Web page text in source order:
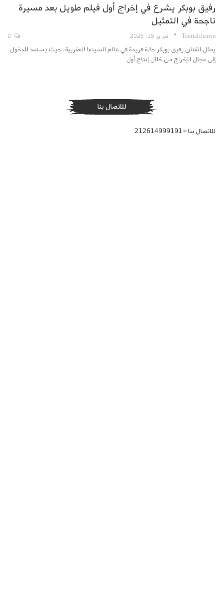
رفيق بوبكر يشرع في إخراج أول فيلم طويل بعد مسيرة
ناجحة في التمثيل
TouriaIcherem فبراير 15, 2025
يمثل الفنان رفيق بوبكر حالة فريدة في عالم السينما المغربية، حيث يستعد للدخول
إلى مجال الإخراج من خلال إنتاج أول…
للاتصال بنا
للاتصال بنا+212614999191